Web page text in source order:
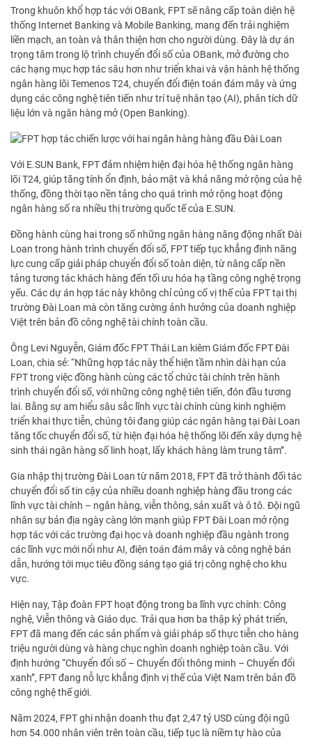
Trong khuôn khổ hợp tác với OBank, FPT sẽ nâng cấp toàn diện hệ
thống Internet Banking và Mobile Banking, mang đến trải nghiệm
liền mạch, an toàn và thân thiện hơn cho người dùng. Đây là dự án
trọng tâm trong lộ trình chuyển đổi số của OBank, mở đường cho
các hạng mục hợp tác sâu hơn như triển khai và vận hành hệ thống
ngân hàng lõi Temenos T24, chuyển đổi điện toán đám mây và ứng
dụng các công nghệ tiên tiến như trí tuệ nhân tạo (AI), phân tích dữ
liệu lớn và ngân hàng mở (Open Banking).
Với E.SUN Bank, FPT đảm nhiệm hiện đại hóa hệ thống ngân hàng
lõi T24, giúp tăng tính ổn định, bảo mật và khả năng mở rộng của hệ
thống, đồng thời tạo nền tảng cho quá trình mở rộng hoạt động
ngân hàng số ra nhiều thị trường quốc tế của E.SUN.
Đồng hành cùng hai trong số những ngân hàng năng động nhất Đài
Loan trong hành trình chuyển đổi số, FPT tiếp tục khẳng định năng
lực cung cấp giải pháp chuyển đổi số toàn diện, từ nâng cấp nền
tảng tương tác khách hàng đến tối ưu hóa hạ tầng công nghệ trọng
yếu. Các dự án hợp tác này không chỉ củng cố vị thế của FPT tại thị
trường Đài Loan mà còn tăng cường ảnh hưởng của doanh nghiệp
Việt trên bản đồ công nghệ tài chính toàn cầu.
Ông Levi Nguyễn, Giám đốc FPT Thái Lan kiêm Giám đốc FPT Đài
Loan, chia sẻ: “Những hợp tác này thể hiện tầm nhìn dài hạn của
FPT trong việc đồng hành cùng các tổ chức tài chính trên hành
trình chuyển đổi số, với những công nghệ tiên tiến, đón đầu tương
lai. Bằng sự am hiểu sâu sắc lĩnh vực tài chính cùng kinh nghiệm
triển khai thực tiễn, chúng tôi đang giúp các ngân hàng tại Đài Loan
tăng tốc chuyển đổi số, từ hiện đại hóa hệ thống lõi đến xây dựng hệ
sinh thái ngân hàng số linh hoạt, lấy khách hàng làm trung tâm”.
Gia nhập thị trường Đài Loan từ năm 2018, FPT đã trở thành đối tác
chuyển đổi số tin cậy của nhiều doanh nghiệp hàng đầu trong các
lĩnh vực tài chính – ngân hàng, viễn thông, sản xuất và ô tô. Đội ngũ
nhân sự bản địa ngày càng lớn mạnh giúp FPT Đài Loan mở rộng
hợp tác với các trường đại học và doanh nghiệp đầu ngành trong
các lĩnh vực mới nổi như AI, điện toán đám mây và công nghệ bán
dẫn, hướng tới mục tiêu đồng sáng tạo giá trị công nghệ cho khu
vực.
Hiện nay, Tập đoàn FPT hoạt động trong ba lĩnh vực chính: Công
nghệ, Viễn thông và Giáo dục. Trải qua hơn ba thập kỷ phát triển,
FPT đã mang đến các sản phẩm và giải pháp số thực tiễn cho hàng
triệu người dùng và hàng chục nghìn doanh nghiệp toàn cầu. Với
định hướng “Chuyển đổi số – Chuyển đổi thông minh – Chuyển đổi
xanh”, FPT đang nỗ lực khẳng định vị thế của Việt Nam trên bản đồ
công nghệ thế giới.
Năm 2024, FPT ghi nhận doanh thu đạt 2,47 tỷ USD cùng đội ngũ
hơn 54.000 nhân viên trên toàn cầu, tiếp tục là niềm tự hào của